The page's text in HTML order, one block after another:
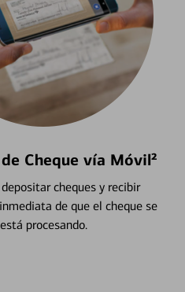
Cheque vía Móvil²
cheques y recibir
de que el cheque se
está procesando.